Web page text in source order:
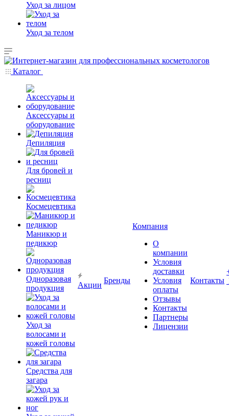
Уход за лицом
Уход за телом
Каталог
Аксессуары и
оборудование
Депиляция
Для бровей и
ресниц
Космецевтика
Маникюр и
педикюр
Одноразовая
продукция
Уход за
волосами и
кожей головы
Средства для
загара
Акции
Бренды
Компания
О
компании
Условия
доставки
Условия
оплаты
Отзывы
Контакты
Партнеры
Лицензии
Контакты